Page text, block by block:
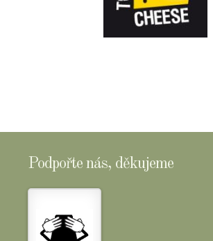
Podpořte nás, děkujeme